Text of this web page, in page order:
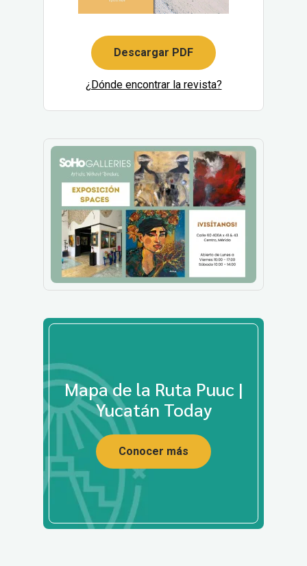
Descargar PDF
¿Dónde encontrar la revista?
Mapa de la Ruta Puuc |
Yucatán Today
Conocer más